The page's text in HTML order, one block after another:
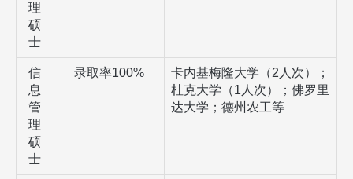
理
硕
士
信
息
管
理
硕
士
录取率100% 卡内基梅隆大学（2 人次）；
杜克大学（1 人次）；佛罗里
达大学；德州农工等